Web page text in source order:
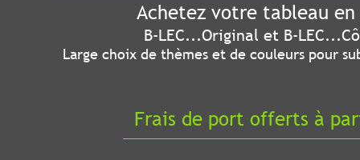
Achetez votre tableau
B-LEC...Original et B-
Large choix de thèmes et de couleurs pour
Frais de port offerts à